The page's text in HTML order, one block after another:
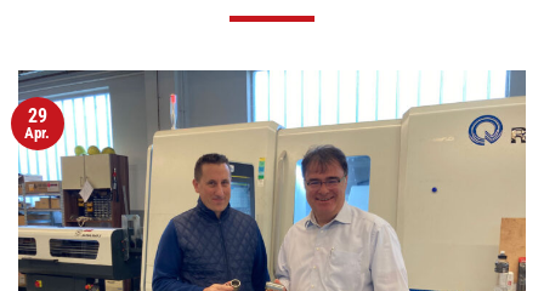
29
Apr.